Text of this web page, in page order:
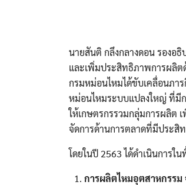
นายสันติ กลึงกลางดอน รองอ
และเพิ่มประสิทธิภาพการผลิต
กรมหม่อนไหมได้ขับเคลื่อนภา
หม่อนไหมระบบแปลงใหญ่ ที่มีก
ให้เกษตรกรรวมกลุ่มการผลิต
จัดการด้านการตลาดที่มีประสิ
โดยในปี 2563 ได้ดำเนินการ
การผลิตไหมอุตสาหกรรม